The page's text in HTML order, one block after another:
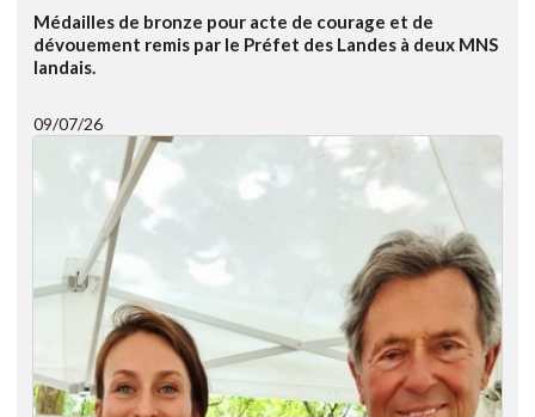
Médailles de bronze pour acte de courage et de
dévouement remis par le Préfet des Landes à deux MNS
landais.
09/07/26